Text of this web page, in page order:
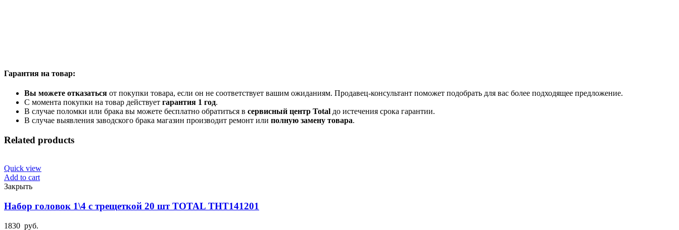
Гарантия на товар:
Вы можете отказаться от покупки товара, если он не соответствует вашим ожиданиям. Продавец-консультант поможет подобрать для вас более подходящее предложение.
С момента покупки на товар действует гарантия 1 год.
В случае поломки или брака вы можете бесплатно обратиться в сервисный центр Total до истечения срока гарантии.
В случае выявления заводского брака магазин производит ремонт или полную замену товара.
Related products
Quick view
Add to cart
Закрыть
Набор головок 1\4 с трещеткой 20 шт TOTAL THT141201
1830 руб.